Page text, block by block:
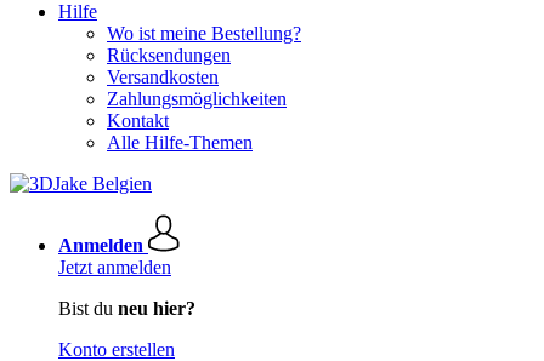
Hilfe
Wo ist meine Bestellung?
Rücksendungen
Versandkosten
Zahlungsmöglichkeiten
Kontakt
Alle Hilfe-Themen
Anmelden
Jetzt anmelden
Bist du neu hier?
Konto erstellen